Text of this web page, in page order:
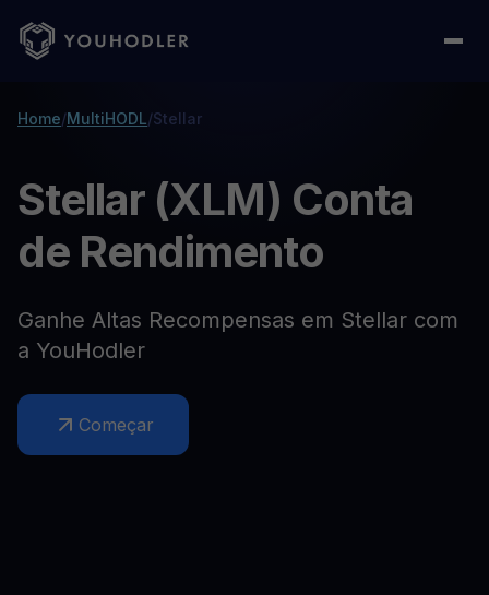
Home/MultiHODL/Stellar
Stellar (XLM) Conta
de Rendimento
Ganhe Altas Recompensas em Stellar com
a YouHodler
Começar